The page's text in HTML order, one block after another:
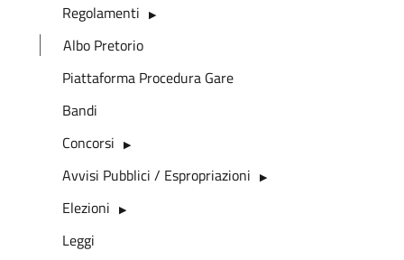
Regolamenti
Albo Pretorio
Piattaforma Procedura Gare
Bandi
Concorsi
Avvisi Pubblici / Espropriazioni
Elezioni
Leggi